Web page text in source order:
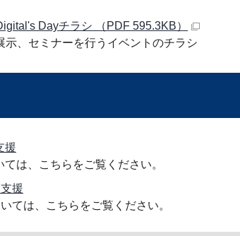
Dayチラシ （PDF 595.3KB）
示、セミナーを行うイベントのチラシ
援
は、こちらをご覧ください。
援
ては、こちらをご覧ください。